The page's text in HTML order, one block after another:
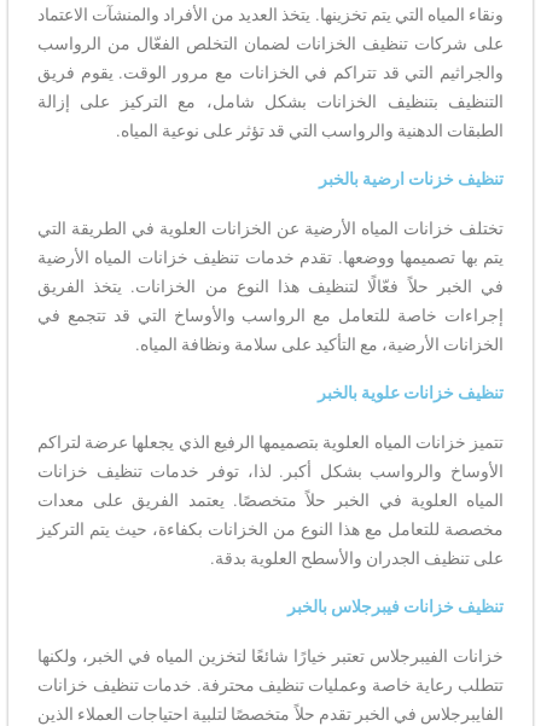
ونقاء المياه التي يتم تخزينها. يتخذ العديد من الأفراد والمنشآت الاعتماد
على شركات تنظيف الخزانات لضمان التخلص الفعّال من الرواسب
والجراثيم التي قد تتراكم في الخزانات مع مرور الوقت. يقوم فريق
التنظيف بتنظيف الخزانات بشكل شامل، مع التركيز على إزالة
الطبقات الدهنية والرواسب التي قد تؤثر على نوعية المياه.
تنظيف خزنات ارضية بالخبر
تختلف خزانات المياه الأرضية عن الخزانات العلوية في الطريقة التي
يتم بها تصميمها ووضعها. تقدم خدمات تنظيف خزانات المياه الأرضية
في الخبر حلاً فعّالًا لتنظيف هذا النوع من الخزانات. يتخذ الفريق
إجراءات خاصة للتعامل مع الرواسب والأوساخ التي قد تتجمع في
الخزانات الأرضية، مع التأكيد على سلامة ونظافة المياه.
تنظيف خزانات علوية بالخبر
تتميز خزانات المياه العلوية بتصميمها الرفيع الذي يجعلها عرضة لتراكم
الأوساخ والرواسب بشكل أكبر. لذا، توفر خدمات تنظيف خزانات
المياه العلوية في الخبر حلاً متخصصًا. يعتمد الفريق على معدات
مخصصة للتعامل مع هذا النوع من الخزانات بكفاءة، حيث يتم التركيز
على تنظيف الجدران والأسطح العلوية بدقة.
تنظيف خزانات فيبرجلاس بالخبر
خزانات الفيبرجلاس تعتبر خيارًا شائعًا لتخزين المياه في الخبر، ولكنها
تتطلب رعاية خاصة وعمليات تنظيف محترفة. خدمات تنظيف خزانات
الفايبرجلاس في الخبر تقدم حلاً متخصصًا لتلبية احتياجات العملاء الذين